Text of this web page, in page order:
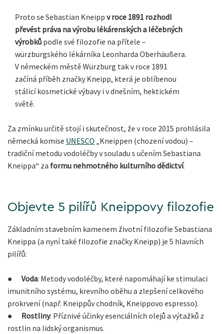
Proto se Sebastian Kneipp v roce 1891 rozhodl
převést práva na výrobu lékárenských a léčebných
výrobků podle své filozofie na přítele –
würzburgského lékárníka Leonharda Oberhäußera.
V německém městě Würzburg tak v roce 1891
začíná příběh značky Kneipp, která je oblíbenou
stálicí kosmetické výbavy i v dnešním, hektickém
světě.
Za zmínku určitě stojí i skutečnost, že v roce 2015 prohlásila
německá komise UNESCO „Kneippen (chození vodou) –⁠⁠⁠⁠⁠
tradiční metodu vodoléčby v souladu s učením Sebastiana
Kneippa“ za formu nehmotného kulturního dědictví.
Objevte 5 pilířů Kneippovy filozofie
Základním stavebním kamenem životní filozofie Sebastiana
Kneippa (a nyní také filozofie značky Kneipp) je 5 hlavních
pilířů:
● Voda: Metody vodoléčby, které napomáhají ke stimulaci
imunitního systému, krevního oběhu a zlepšení celkového
prokrvení (např. Kneippův chodník, Kneippovo espresso).
● Rostliny: Příznivé účinky esenciálních olejů a výtažků z
rostlin na lidský organismus.